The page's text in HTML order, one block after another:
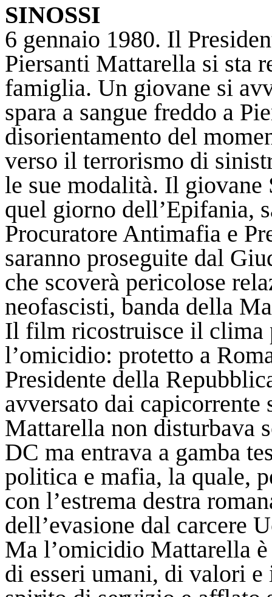
SINOSSI
6 gennaio 1980. Il
Piersanti Mattarella si sta
famiglia. Un giovane si
spara a sangue freddo a
disorientamento del
verso il terrorismo di
le sue modalità. Il
quel giorno dell’Epifania,
Procuratore Antimafia e
saranno proseguite dal
che scoverà pericolose
neofascisti, banda della
Il film ricostruisce il clima
l’omicidio: protetto a
Presidente della
avversato dai
Mattarella non disturbava
DC ma entrava a gamba
politica e mafia, la quale,
con l’estrema destra
dell’evasione dal carcere
Ma l’omicidio Mattarella
di esseri umani, di valori